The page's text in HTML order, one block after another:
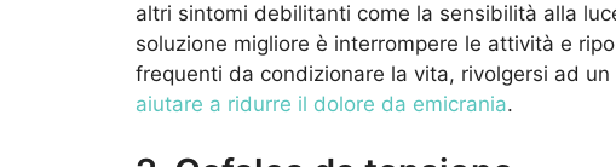
altri sintomi debilitanti come la sensibilità alla
soluzione migliore è interrompere le attività e
frequenti da condizionare la vita, rivolgersi ad un
aiutare a ridurre il dolore da emicrania.